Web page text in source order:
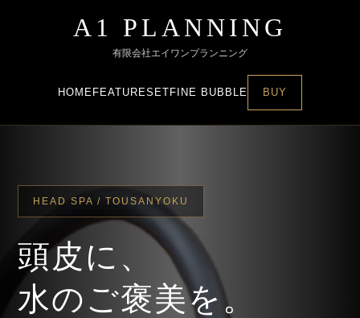
A1 PLANNING
有限会社エイワンプランニング
HOME FEATURESET FINE BUBBLE BUY
HEAD SPA / TOUSANYOKU
頭皮に、
水のご褒美を。